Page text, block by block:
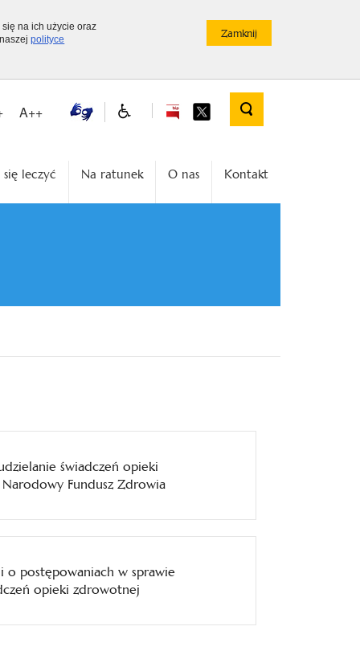
na ich użycie oraz
polityce
A++
się leczyć Na ratunek O nas Kontakt
świadczeń opieki
Fundusz Zdrowia
o postępowaniach w sprawie
opieki zdrowotnej